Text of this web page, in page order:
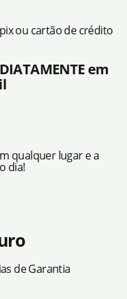
ou cartão de crédito
em
qualquer lugar e a
dia!
de Garantia